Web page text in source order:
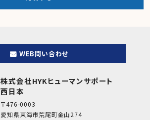
WEB問い合わせ
株式会社HYKヒューマンサポート
西日本
〒476-0003
愛知県東海市荒尾町金山274